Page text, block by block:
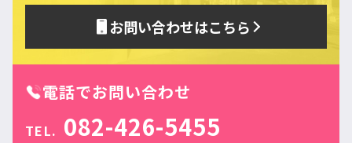
お問い合わせはこちら
電話でお問い合わせ
TEL. 082-426-5455